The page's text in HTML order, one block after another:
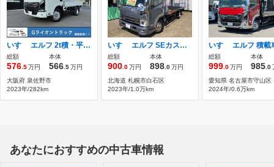
いすゞ エルフ 2t積・平・10尺・ワンオーナー・AT ・プリクラ 2t積 平 10尺 ワンオーナー
総額
576 .5万円
本体
566 .5万円
大阪府 泉佐野市
2023年/282km
いすゞ エルフ SEカスタム 積載車 セルフローダー UNIC NEO5 UC-35 SEカスタム 積載車 6AT車
総額
900 .0万円
本体
898 .0万円
北海道 札幌市白石区
2023年/1.0万km
総額
999 .0万円
本体
985 .0
愛知県 名古屋市守山区
2024年/0.6万km
あなたにおすすめの中古車情報